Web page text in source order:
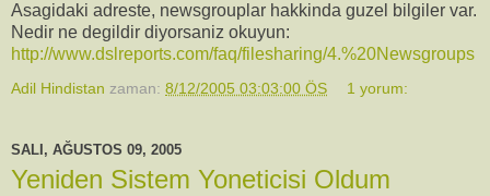
Asagidaki adreste, newsgrouplar hakkinda guzel bilgiler var.
Nedir ne degildir diyorsaniz okuyun:
http://www.dslreports.com/faq/filesharing/4.%20Newsgroups
Adil Hindistan zaman: 8/12/2005 03:03:00 ÖS 1 yorum:
SALI, AĞUSTOS 09, 2005
Yeniden Sistem Yoneticisi Oldum